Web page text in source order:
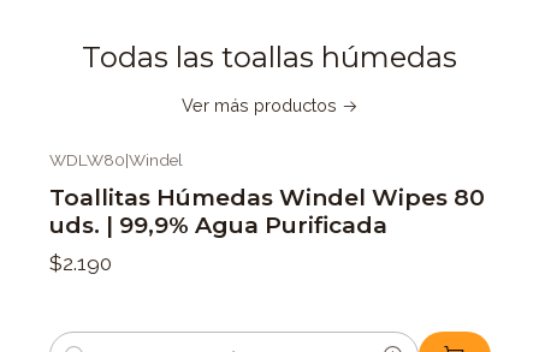
Todas las toallas húmedas
Ver más productos
WDLW80|Windel
Toallitas Húmedas Windel Wipes 80
uds. | 99,9% Agua Purificada
$2.190